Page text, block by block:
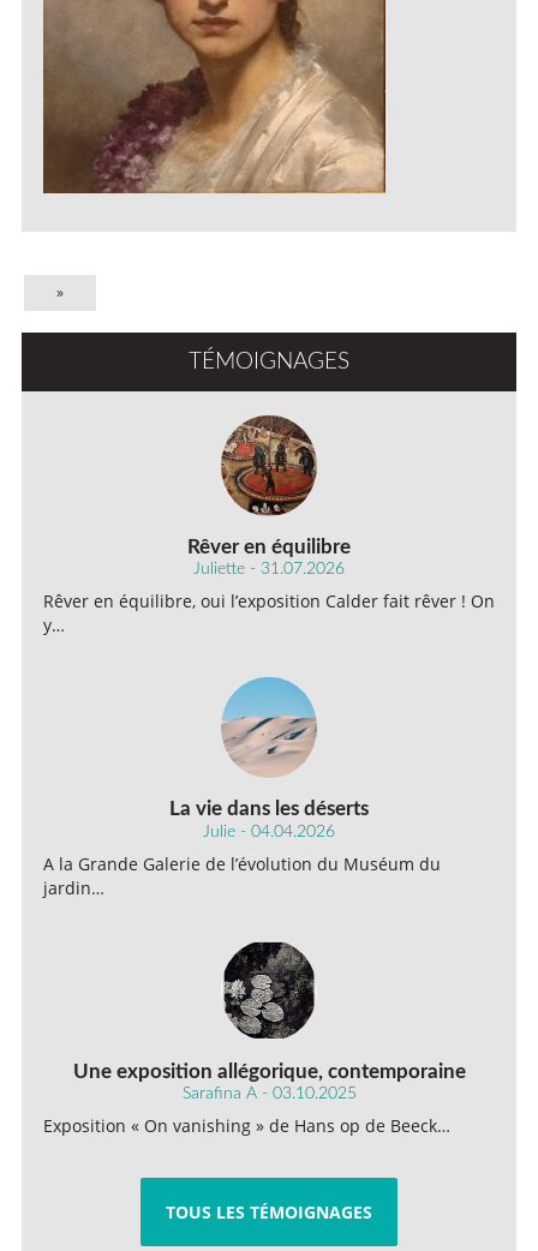
»
TÉMOIGNAGES
Rêver en équilibre
Juliette - 31.07.2026
Rêver en équilibre, oui l’exposition Calder fait rêver ! On
y…
La vie dans les déserts
Julie - 04.04.2026
A la Grande Galerie de l’évolution du Muséum du
jardin…
Une exposition allégorique, contemporaine
Sarafina A - 03.10.2025
Exposition « On vanishing » de Hans op de Beeck…
TOUS LES TÉMOIGNAGES